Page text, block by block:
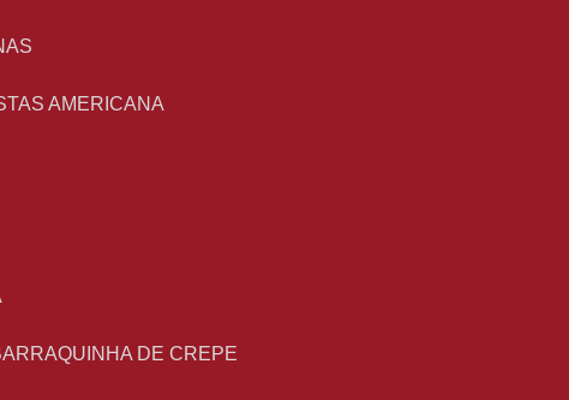
AMERICANA
BARRAQUINHA DE CREPE